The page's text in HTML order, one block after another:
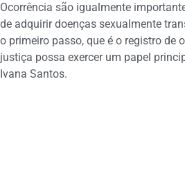
Ocorrência são igualmente
de adquirir doenças sexualmente
o primeiro passo, que é o registro de
justiça possa exercer um papel
Ivana Santos.